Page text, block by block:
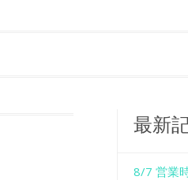
最新
8/7 営業